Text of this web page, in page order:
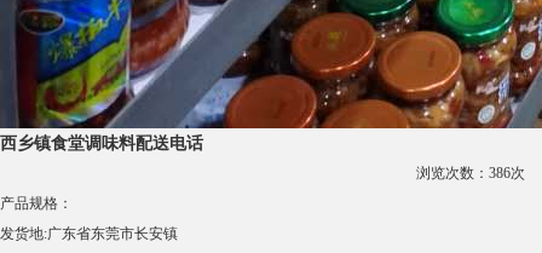
西乡镇食堂调味料配送电话
浏览次数： 386次
产品规格：
发货地:广东省东莞市长安镇